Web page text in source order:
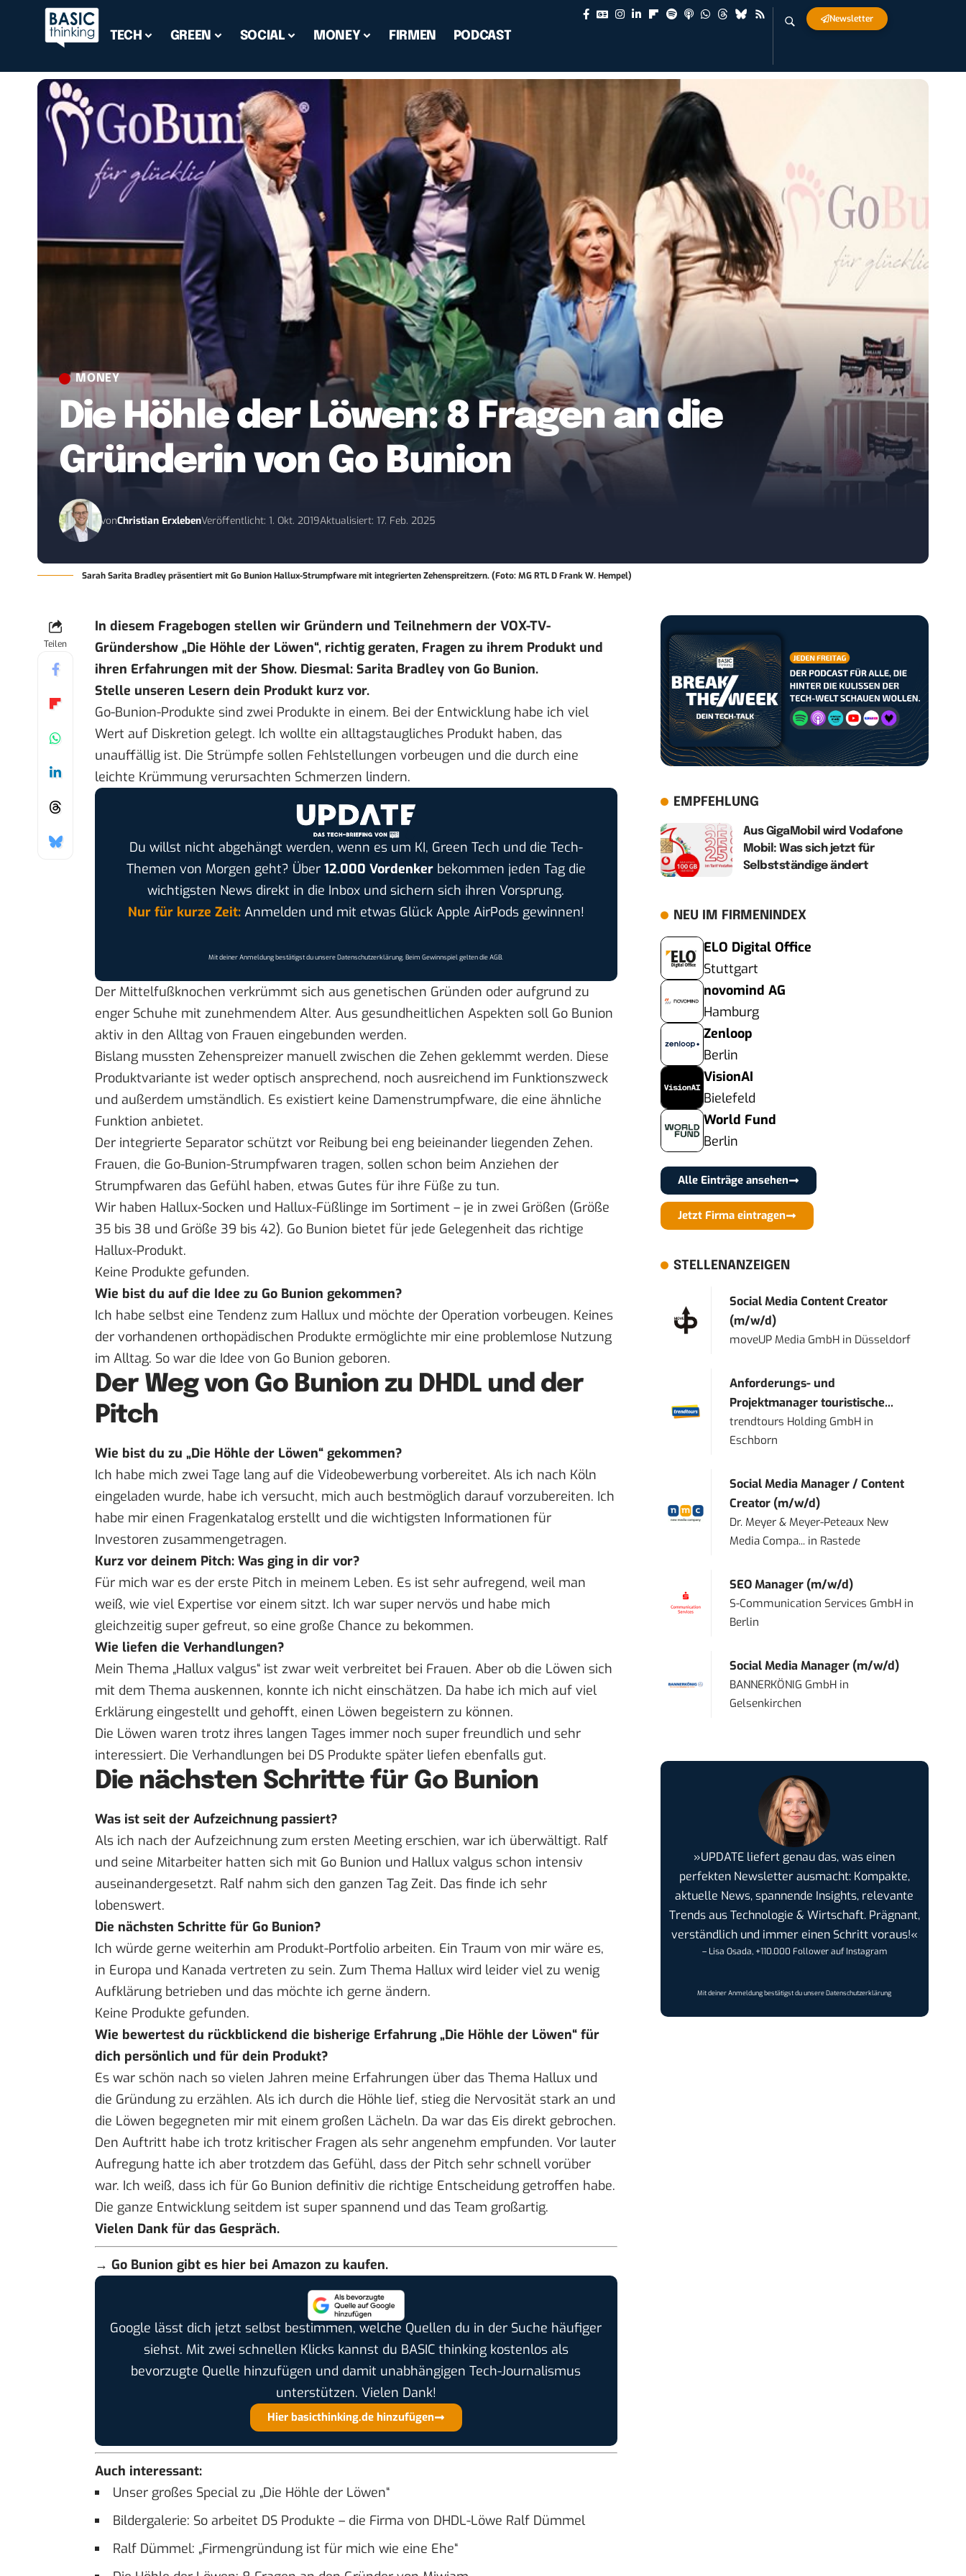
TECH GREEN SOCIAL MONEY FIRMEN PODCAST
Newsletter
MONEY
Die Höhle der Löwen: 8 Fragen an die
Gründerin von Go Bunion
vonChristian ErxlebenVeröffentlicht: 1. Okt. 2019Aktualisiert: 17. Feb. 2025
Sarah Sarita Bradley präsentiert mit Go Bunion Hallux-Strumpfware mit integrierten Zehenspreitzern. (Foto: MG RTL D Frank W. Hempel)
Teilen
In diesem Fragebogen stellen wir Gründern und Teilnehmern der VOX-TV-
Gründershow „Die Höhle der Löwen“, richtig geraten, Fragen zu ihrem Produkt und
ihren Erfahrungen mit der Show. Diesmal: Sarita Bradley von Go Bunion.
Stelle unseren Lesern dein Produkt kurz vor.
Go-Bunion-Produkte sind zwei Produkte in einem. Bei der Entwicklung habe ich viel
Wert auf Diskretion gelegt. Ich wollte ein alltagstaugliches Produkt haben, das
unauffällig ist. Die Strümpfe sollen Fehlstellungen vorbeugen und die durch eine
leichte Krümmung verursachten Schmerzen lindern.
Du willst nicht abgehängt werden, wenn es um KI, Green Tech und die Tech-
Themen von Morgen geht? Über 12.000 Vordenkerbekommen jeden Tag die
wichtigsten News direkt in die Inbox und sichern sich ihren Vorsprung.
Nur für kurze Zeit:Anmelden und mit etwas Glück Apple AirPods gewinnen!
Mit deiner Anmeldung bestätigst du unsereDatenschutzerklärung. Beim Gewinnspiel gelten dieAGB.
Der Mittelfußknochen verkrümmt sich aus genetischen Gründen oder aufgrund zu
enger Schuhe mit zunehmendem Alter. Aus gesundheitlichen Aspekten soll Go Bunion
aktiv in den Alltag von Frauen eingebunden werden.
Bislang mussten Zehenspreizer manuell zwischen die Zehen geklemmt werden. Diese
Produktvariante ist weder optisch ansprechend, noch ausreichend im Funktionszweck
und außerdem umständlich. Es existiert keine Damenstrumpfware, die eine ähnliche
Funktion anbietet.
Der integrierte Separator schützt vor Reibung bei eng beieinander liegenden Zehen.
Frauen, die Go-Bunion-Strumpfwaren tragen, sollen schon beim Anziehen der
Strumpfwaren das Gefühl haben, etwas Gutes für ihre Füße zu tun.
Wir haben Hallux-Socken und Hallux-Füßlinge im Sortiment – je in zwei Größen (Größe
35 bis 38 und Größe 39 bis 42). Go Bunion bietet für jede Gelegenheit das richtige
Hallux-Produkt.
Keine Produkte gefunden.
Wie bist du auf die Idee zu Go Bunion gekommen?
Ich habe selbst eine Tendenz zum Hallux und möchte der Operation vorbeugen. Keines
der vorhandenen orthopädischen Produkte ermöglichte mir eine problemlose Nutzung
im Alltag. So war die Idee von Go Bunion geboren.
Der Weg von Go Bunion zu DHDL und der
Pitch
Wie bist du zu „Die Höhle der Löwen“ gekommen?
Ich habe mich zwei Tage lang auf die Videobewerbung vorbereitet. Als ich nach Köln
eingeladen wurde, habe ich versucht, mich auch bestmöglich darauf vorzubereiten. Ich
habe mir einen Fragenkatalog erstellt und die wichtigsten Informationen für
Investoren zusammengetragen.
Kurz vor deinem Pitch: Was ging in dir vor?
Für mich war es der erste Pitch in meinem Leben. Es ist sehr aufregend, weil man
weiß, wie viel Expertise vor einem sitzt. Ich war super nervös und habe mich
gleichzeitig super gefreut, so eine große Chance zu bekommen.
Wie liefen die Verhandlungen?
Mein Thema „Hallux valgus“ ist zwar weit verbreitet bei Frauen. Aber ob die Löwen sich
mit dem Thema auskennen, konnte ich nicht einschätzen. Da habe ich mich auf viel
Erklärung eingestellt und gehofft, einen Löwen begeistern zu können.
Die Löwen waren trotz ihres langen Tages immer noch super freundlich und sehr
interessiert. Die Verhandlungen bei DS Produkte später liefen ebenfalls gut.
Die nächsten Schritte für Go Bunion
Was ist seit der Aufzeichnung passiert?
Als ich nach der Aufzeichnung zum ersten Meeting erschien, war ich überwältigt. Ralf
und seine Mitarbeiter hatten sich mit Go Bunion und Hallux valgus schon intensiv
auseinandergesetzt. Ralf nahm sich den ganzen Tag Zeit. Das finde ich sehr
lobenswert.
Die nächsten Schritte für Go Bunion?
Ich würde gerne weiterhin am Produkt-Portfolio arbeiten. Ein Traum von mir wäre es,
in Europa und Kanada vertreten zu sein. Zum Thema Hallux wird leider viel zu wenig
Aufklärung betrieben und das möchte ich gerne ändern.
Keine Produkte gefunden.
Wie bewertest du rückblickend die bisherige Erfahrung „Die Höhle der Löwen“ für
dich persönlich und für dein Produkt?
Es war schön nach so vielen Jahren meine Erfahrungen über das Thema Hallux und
die Gründung zu erzählen. Als ich durch die Höhle lief, stieg die Nervosität stark an und
die Löwen begegneten mir mit einem großen Lächeln. Da war das Eis direkt gebrochen.
Den Auftritt habe ich trotz kritischer Fragen als sehr angenehm empfunden. Vor lauter
Aufregung hatte ich aber trotzdem das Gefühl, dass der Pitch sehr schnell vorüber
war. Ich weiß, dass ich für Go Bunion definitiv die richtige Entscheidung getroffen habe.
Die ganze Entwicklung seitdem ist super spannend und das Team großartig.
Vielen Dank für das Gespräch.
→ Go Bunion gibt es hier bei Amazon zu kaufen.
Google lässt dich jetzt selbst bestimmen, welche Quellen du in der Suche häufiger
siehst. Mit zwei schnellen Klicks kannst du BASIC thinking kostenlos als
bevorzugte Quelle hinzufügen und damit unabhängigen Tech-Journalismus
unterstützen. Vielen Dank!
Hier basicthinking.de hinzufügen
Auch interessant:
Unser großes Special zu „Die Höhle der Löwen“
Bildergalerie: So arbeitet DS Produkte – die Firma von DHDL-Löwe Ralf Dümmel
Ralf Dümmel: „Firmengründung ist für mich wie eine Ehe“
EMPFEHLUNG
Aus GigaMobil wird Vodafone
Mobil: Was sich jetzt für
Selbstständige ändert
NEU IM FIRMENINDEX
ELO Digital Office
Stuttgart
novomind AG
Hamburg
Zenloop
Berlin
VisionAI
Bielefeld
World Fund
Berlin
Alle Einträge ansehen
Jetzt Firma eintragen
STELLENANZEIGEN
Social Media Content Creator
(m/w/d)
moveUP Media GmbH in Düsseldorf
Anforderungs- und
Projektmanager touristische...
trendtours Holding GmbH in
Eschborn
Social Media Manager / Content
Creator (m/w/d)
Dr. Meyer & Meyer-Peteaux New
Media Compa... in Rastede
SEO Manager (m/w/d)
S-Communication Services GmbH in
Berlin
Social Media Manager (m/w/d)
BANNERKÖNIG GmbH in
Gelsenkirchen
»UPDATE liefert genau das, was einen
perfekten Newsletter ausmacht: Kompakte,
aktuelle News, spannende Insights, relevante
Trends aus Technologie & Wirtschaft. Prägnant,
verständlich und immer einen Schritt voraus!«
– Lisa Osada, +110.000 Follower auf Instagram
Mit deiner Anmeldung bestätigst du unsereDatenschutzerklärung